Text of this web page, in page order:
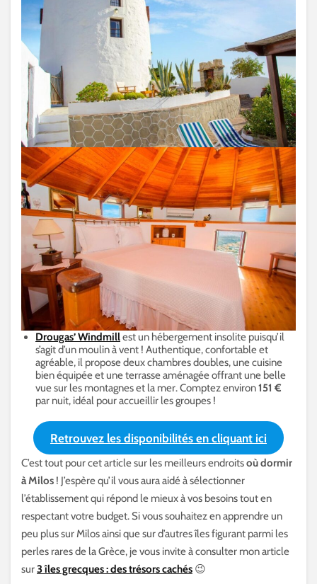
Drougas’ Windmillest un hébergement insolite puisqu’il
s’agit d’un moulin à vent ! Authentique, confortable et
agréable, il propose deux chambres doubles, une cuisine
bien équipée et une terrasse aménagée offrant une belle
vue sur les montagnes et la mer. Comptez environ151 €
par nuit, idéal pour accueillir les groupes !
Retrouvez les disponibilités en cliquant ici
C’est tout pour cet article sur les meilleurs endroitsoù dormir
à Milos ! J’espère qu’il vous aura aidé à sélectionner
l’établissement qui répond le mieux à vos besoins tout en
respectant votre budget. Si vous souhaitez en apprendre un
peu plus sur Milos ainsi que sur d’autres îles figurant parmi les
perles rares de la Grèce, je vous invite à consulter mon article
sur3 îles grecques : des trésors cachés 😉